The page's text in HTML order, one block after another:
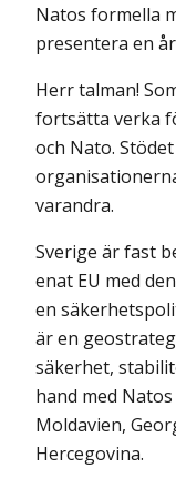
Natos formella
presentera en
Herr talman!
fortsätta verka
och Nato.
varandra.
Sverige är fast
enat EU med
en
är en
säkerhet,
hand med
Moldavien,
Hercegovina.